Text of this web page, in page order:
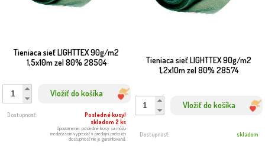
Tieniaca sieť LIGHTTEX 90g/m2
1,5x10m zel 80% 28504
Vložiť do košíka
Dostupnosť:
Posledné kusy!
skladom 2 ks
Upozornenie: posledné kusy sa môžu
medzičasom vypredať v predajni, preto ich
dostupnosť nie je garantovaná.
Tieniaca sieť LIGHTTEX 90g/m2
1,2x10m zel 80% 28574
Vložiť do košíka
Dostupnosť: skladom